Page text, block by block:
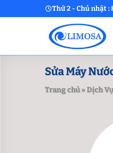
to
Thứ 2 - Chủ nhật :
Sửa Máy
Trang chủ»Dịch